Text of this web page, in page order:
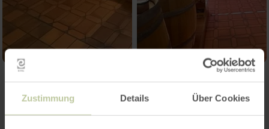
Zustimmung Details Über Cookies
Contact